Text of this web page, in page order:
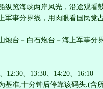
览海峡两岸风光，沿途观看
事分界线，用肉眼看国民党
台－白石炮台－海上军事分
12:30、13:30、14:20、16:10
基准,十分钟后停靠该码头.(含